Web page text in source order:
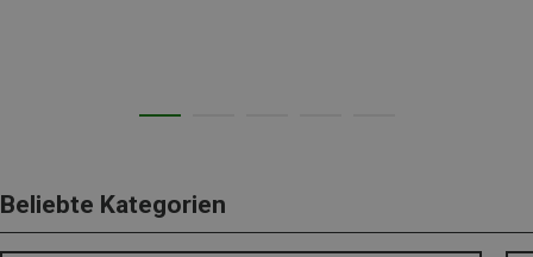
Beliebte Kategorien